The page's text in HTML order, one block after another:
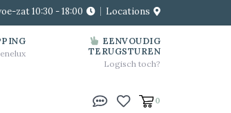
zat 10:30 - 18:00 Locations
EENVOUDIG
TERUGSTUREN
Logisch toch?
0